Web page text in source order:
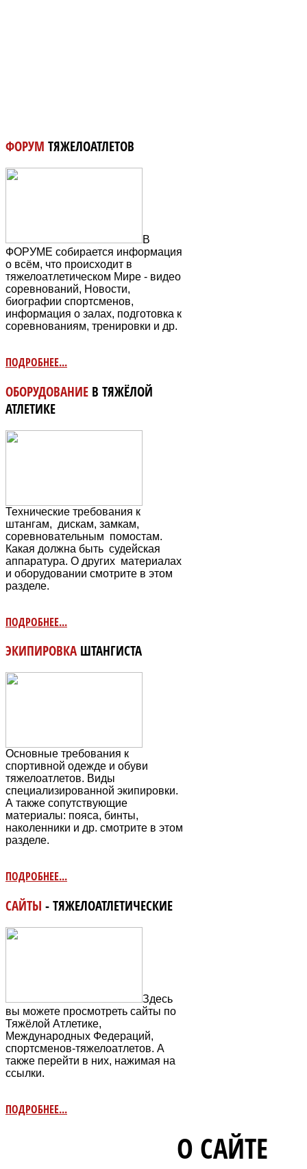
ФОРУМ ТЯЖЕЛОАТЛЕТОВ
В
ФОРУМЕ собирается информация
о всём, что происходит в
тяжелоатлетическом Мире - видео
соревнований, Новости,
биографии спортсменов,
информация о залах, подготовка к
соревнованиям, тренировки и др.
ПОДРОБНЕЕ...
ОБОРУДОВАНИЕ В ТЯЖЁЛОЙ
АТЛЕТИКЕ
Технические требования к
штангам, дискам, замкам,
соревновательным помостам.
Какая должна быть судейская
аппаратура. О других материалах
и оборудовании смотрите в этом
разделе.
ПОДРОБНЕЕ...
ЭКИПИРОВКА ШТАНГИСТА
Основные требования к
спортивной одежде и обуви
тяжелоатлетов. Виды
специализированной экипировки.
А также сопутствующие
материалы: пояса, бинты,
наколенники и др. смотрите в этом
разделе.
ПОДРОБНЕЕ...
САЙТЫ - ТЯЖЕЛОАТЛЕТИЧЕСКИЕ
Здесь
вы можете просмотреть сайты по
Тяжёлой Атлетике,
Международных Федераций,
спортсменов-тяжелоатлетов. А
также перейти в них, нажимая на
ссылки.
ПОДРОБНЕЕ...
О САЙТЕ